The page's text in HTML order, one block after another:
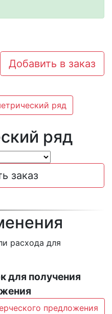
Добавить в заказ
ряд
ряд
заказ
расхода для
для получения
предложения